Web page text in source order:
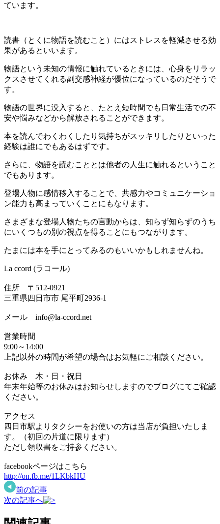
ています。
読書（とくに物語を読むこと）にはストレスを軽減させる効
果があるといいます。
物語という未知の情報に触れているときには、心身をリラッ
クスさせてくれる副交感神経が優位になっているのだそうで
す。
物語の世界に没入すると、たとえ短時間でも日常生活での不
安や悩みなどから解放されることができます。
本を読んでわくわくしたり気持ちがスッキリしたりといった
経験は誰にでもあるはずです。
さらに、物語を読むこととは他者の人生に触れるということ
でもあります。
登場人物に感情移入することで、共感力やコミュニケーショ
ン能力も高まっていくことにもなります。
さまざまな登場人物たちの言動からは、知らず知らずのうち
にいくつもの別の視点を得ることにもつながります。
たまには本を手にとってみるのもいいかもしれませんね。
La ccord (ラコール)
住所 〒512-0921
三重県四日市市 尾平町2936-1
メール info@la-ccord.net
営業時間
9:00～14:00
上記以外の時間が希望の場合はお気軽にご相談ください。
お休み 木・日・祝日
年末年始等のお休みはお知らせしますのでブログにてご確認
ください。
アクセス
四日市駅よりタクシーをお使いの方は当店が負担いたしま
す。（初回の片道に限ります）
ただし領収書をご持参ください。
facebookページはこちら
http://on.fb.me/1LKbkHU
前の記事
次の記事へ